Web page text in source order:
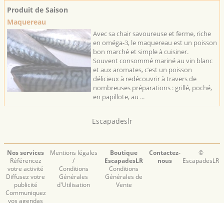
Produit de Saison
Maquereau
Avec sa chair savoureuse et ferme, riche
en oméga-3, le maquereau est un poisson
bon marché et simple à cuisiner.
Souvent consommé mariné au vin blanc
et aux aromates, c’est un poisson
délicieux à redécouvrir à travers de
nombreuses préparations : grillé, poché,
en papillote, au ...
Escapadeslr
Nos services
Référencez
votre activité
Diffusez votre
publicité
Communiquez
vos agendas
Mentions légales
/
Conditions
Générales
d'Utilisation
Boutique
EscapadesLR
Conditions
Générales de
Vente
Contactez-
nous
©
EscapadesLR